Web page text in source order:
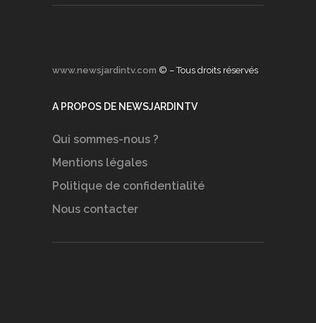
www.newsjardintv.com © – Tous droits réservés
A PROPOS DE NEWSJARDINTV
Qui sommes-nous ?
Mentions légales
Politique de confidentialité
Nous contacter